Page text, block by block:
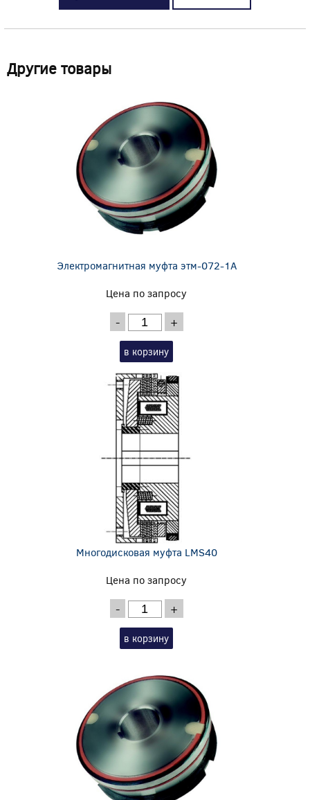
Другие товары
Электромагнитная муфта этм-072-1А
Цена по запросу
- +
в корзину
Многодисковая муфта LMS40
Цена по запросу
- +
в корзину